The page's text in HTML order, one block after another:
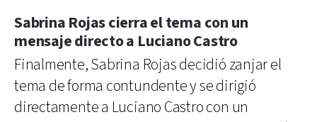
Sabrina Rojas cierra el tema con un
mensaje directo a Luciano Castro
Finalmente, Sabrina Rojas decidió zanjar el
tema de forma contundente y se dirigió
directamente a Luciano Castro con un